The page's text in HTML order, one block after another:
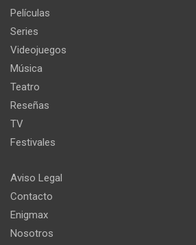
Películas
Series
Videojuegos
Música
Teatro
Reseñas
TV
Festivales
Aviso Legal
Contacto
Enigmax
Nosotros